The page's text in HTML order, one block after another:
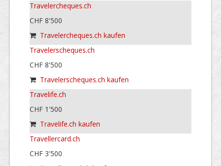
Travelercheques.ch
CHF 8'500
Travelercheques.ch kaufen
Travelerscheques.ch
CHF 8'500
Travelerscheques.ch kaufen
Travelife.ch
CHF 1'500
Travelife.ch kaufen
Travellercard.ch
CHF 3'500